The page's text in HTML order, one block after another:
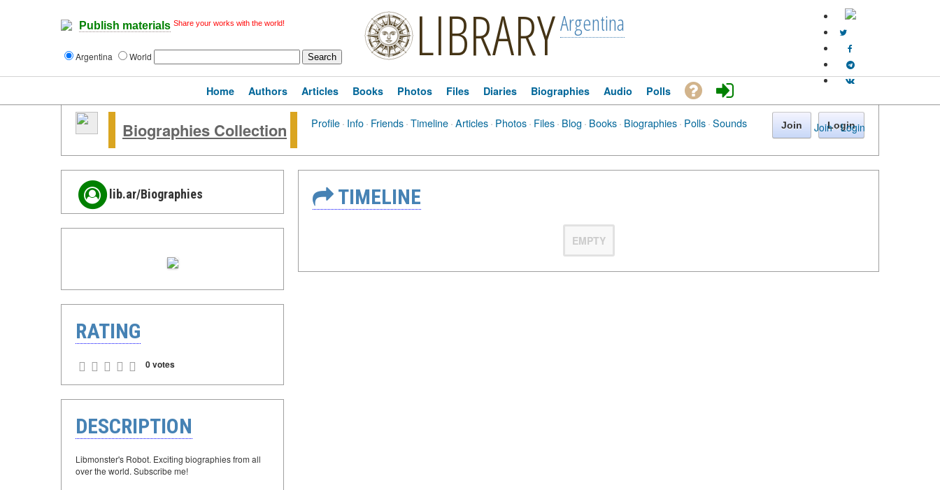
Publish materials Share your works with the world!
Argentina World LIBRARYArgentina
Join · Login
Home Authors Articles Books Photos Files Diaries Biographies Audio Polls
Biographies Collection Profile· Info· Friends·Timeline·Articles· Photos· Files· Blog · Books· Biographies· Polls·Sounds Join Login
lib.ar/Biographies
RATING
0 votes
DESCRIPTION
Libmonster's Robot. Exciting biographies from all
over the world. Subscribe me!
TIMELINE
EMPTY